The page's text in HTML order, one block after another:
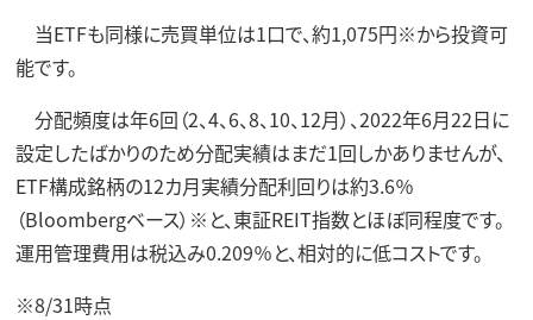
当ETFも同様に売買単位は1口で、約1,075円※から投資可
能です。
分配頻度は年6回（2、4、6、8、10、12月）、2022年6月22日に
設定したばかりのため分配実績はまだ1回しかありませんが、
ETF構成銘柄の12カ月実績分配利回りは約3.6％
（Bloombergベース）※と、東証REIT指数とほぼ同程度です。
運用管理費用は税込み0.209％と、相対的に低コストです。
※8/31時点